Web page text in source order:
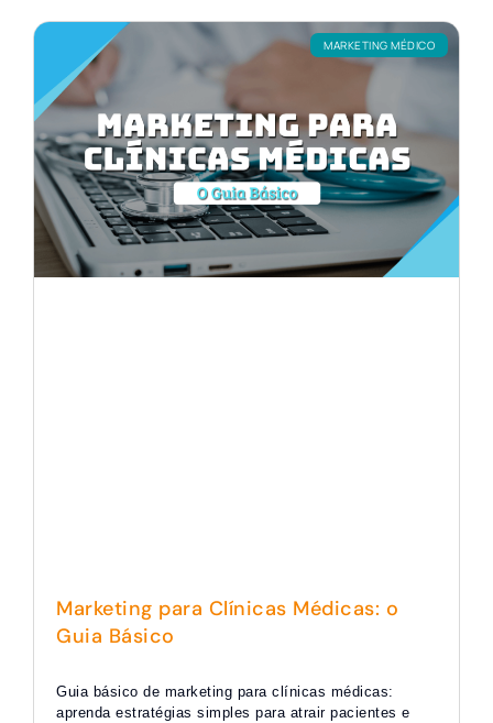
MARKETING MÉDICO
Marketing para Clínicas Médicas: o
Guia Básico
Guia básico de marketing para clínicas médicas:
aprenda estratégias simples para atrair pacientes e